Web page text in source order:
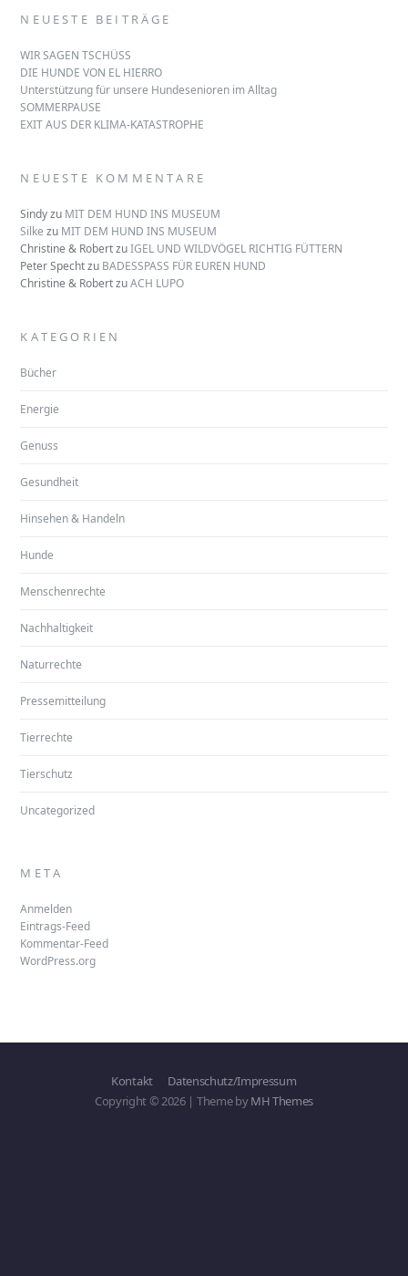
NEUESTE BEITRÄGE
WIR SAGEN TSCHÜSS
DIE HUNDE VON EL HIERRO
Unterstützung für unsere Hundesenioren im Alltag
SOMMERPAUSE
EXIT AUS DER KLIMA-KATASTROPHE
NEUESTE KOMMENTARE
Sindyzu MIT DEM HUND INS MUSEUM
Silke zu MIT DEM HUND INS MUSEUM
Christine & RobertzuIGEL UND WILDVÖGEL RICHTIG FÜTTERN
Peter Spechtzu BADESSPASS FÜR EUREN HUND
Christine & RobertzuACH LUPO
KATEGORIEN
Bücher
Energie
Genuss
Gesundheit
Hinsehen & Handeln
Hunde
Menschenrechte
Nachhaltigkeit
Naturrechte
Pressemitteilung
Tierrechte
Tierschutz
Uncategorized
META
Anmelden
Eintrags-Feed
Kommentar-Feed
WordPress.org
Kontakt
Datenschutz/Impressum
Copyright © 2026 | Theme byMH Themes